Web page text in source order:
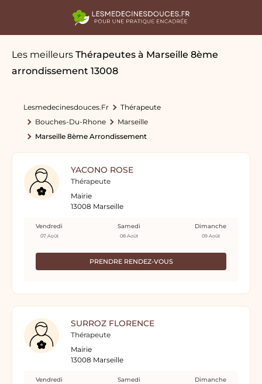
Les meilleurs Thérapeutes à Marseille 8ème
arrondissement 13008
Lesmedecinesdouces.fr
Thérapeute
Bouches-Du-Rhone
Marseille
Marseille 8ème Arrondissement
YACONO ROSE
Thérapeute
Mairie
13008 Marseille
PRENDRE RENDEZ-VOUS
Vendredi
07 Août
Samedi
08 Août
Dimanche
09 Août
SURROZ FLORENCE
Thérapeute
Mairie
13008 Marseille
Vendredi Samedi Dimanche